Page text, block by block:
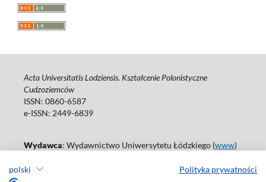
polski Polityka prywatności
Acta Universitatis Lodziensis. Kształcenie Polonistyczne
Cudzoziemców
ISSN: 0860-6587
e-ISSN: 2449-6839
Wydawca: Wydawnictwo Uniwersytetu Łódzkiego (www)
Tel.: 42 235 01 65, fax: 42 66 55 86